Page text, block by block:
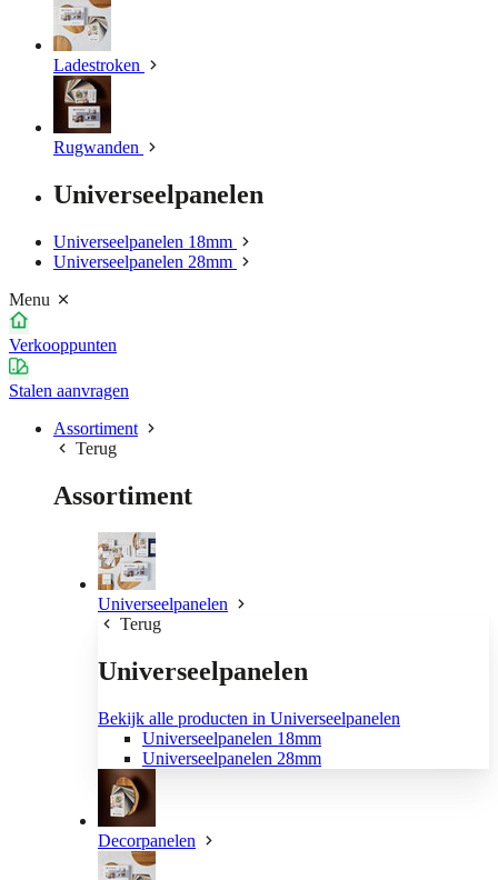
Ladestroken
Rugwanden
Universeelpanelen
Universeelpanelen 18mm
Universeelpanelen 28mm
Menu
Verkooppunten
Stalen aanvragen
Assortiment
Terug
Assortiment
Universeelpanelen
Terug
Universeelpanelen
Bekijk alle producten in Universeelpanelen
Universeelpanelen 18mm
Universeelpanelen 28mm
Decorpanelen